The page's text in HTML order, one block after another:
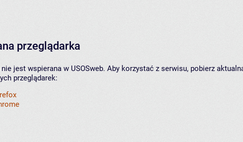
przeglądarka
jest wspierana w USOSweb. Aby korzystać z serwisu, pobierz
przeglądarek: